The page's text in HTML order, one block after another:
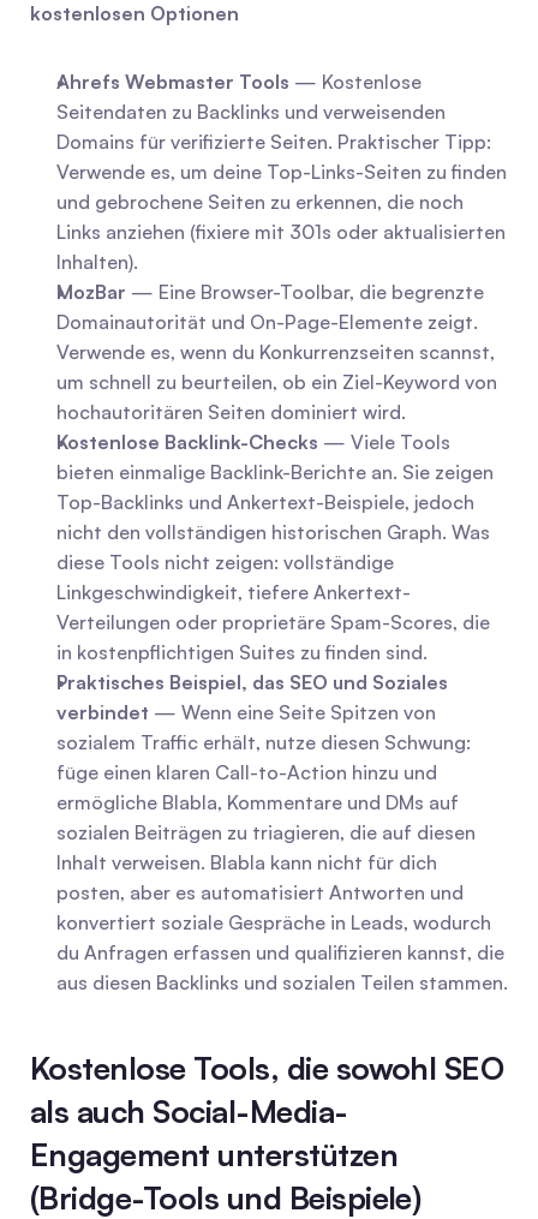
kostenlosen Optionen
Ahrefs Webmaster Tools — Kostenlose
Seitendaten zu Backlinks und verweisenden
Domains für verifizierte Seiten. Praktischer Tipp:
Verwende es, um deine Top-Links-Seiten zu finden
und gebrochene Seiten zu erkennen, die noch
Links anziehen (fixiere mit 301s oder aktualisierten
Inhalten).
MozBar — Eine Browser-Toolbar, die begrenzte
Domainautorität und On-Page-Elemente zeigt.
Verwende es, wenn du Konkurrenzseiten scannst,
um schnell zu beurteilen, ob ein Ziel-Keyword von
hochautoritären Seiten dominiert wird.
Kostenlose Backlink-Checks — Viele Tools
bieten einmalige Backlink-Berichte an. Sie zeigen
Top-Backlinks und Ankertext-Beispiele, jedoch
nicht den vollständigen historischen Graph. Was
diese Tools nicht zeigen: vollständige
Linkgeschwindigkeit, tiefere Ankertext-
Verteilungen oder proprietäre Spam-Scores, die
in kostenpflichtigen Suites zu finden sind.
Praktisches Beispiel, das SEO und Soziales
verbindet — Wenn eine Seite Spitzen von
sozialem Traffic erhält, nutze diesen Schwung:
füge einen klaren Call-to-Action hinzu und
ermögliche Blabla, Kommentare und DMs auf
sozialen Beiträgen zu triagieren, die auf diesen
Inhalt verweisen. Blabla kann nicht für dich
posten, aber es automatisiert Antworten und
konvertiert soziale Gespräche in Leads, wodurch
du Anfragen erfassen und qualifizieren kannst, die
aus diesen Backlinks und sozialen Teilen stammen.
Kostenlose Tools, die sowohl SEO
als auch Social-Media-
Engagement unterstützen
(Bridge-Tools und Beispiele)